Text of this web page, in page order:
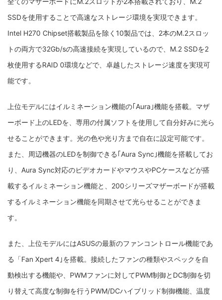
SSDを使用することで高速なストレージ環境を実現できます。
Intel H270 Chipset搭載製品を除く10製品では、2本のM.2スロッ
トの両方で32Gb/sの高速接続を実現しているので、M.2 SSDを2
枚使用するRAID 0環境などで、卓越したストレージ速度を実現可
能です。
上位モデルにはイルミネーション機能の｢Aura｣機能を搭載。 マザ
ーボード上のLEDを、専用の付属ソフトを使用して自分好みに光ら
せることができます。光の色や光り方まで自在に設定可能です。
また、周辺機器のLEDを制御できる｢Aura Sync｣機能を搭載してお
り、Aura Sync対応のビデオカードやマウスやPCケースなどが搭
載するイルミネーション機能と、200シリーズマザーボードが搭載
するイルミネーション機能を同期させて光らせることができま
す。
また、上位モデルにはASUSの最新のファンコントロール機能であ
る「Fan Xpert 4｣を搭載。接続したファンの種類やスペックを自
動検出する機能や、PWMファンに対してPWM制御とDC制御を切
り替えて高度な制御を行うPWM/DCハイブリッド制御機能、温度